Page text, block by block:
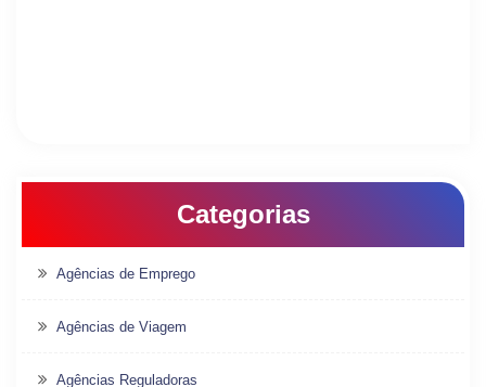
Categorias
Agências de Emprego
Agências de Viagem
Agências Reguladoras